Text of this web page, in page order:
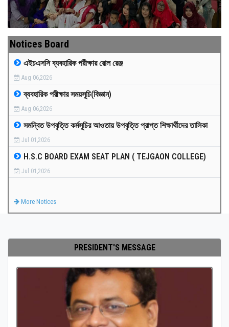
ACADEMICS
GALLERY
MEDIA
PAYMENT
CO-CURRICULUM
RESULTS
Notices Board
এইচএসসি ব্যবহারিক পরীক্ষার রোল রেঞ্জ
Aug 06,2026
ব্যবহারিক পরীক্ষার সময়সূচি(বিজ্ঞান)
Aug 06,2026
সমন্বিত উপবৃত্তি কর্মসূচির আওতায় উপবৃত্তি প্রাপ্ত শিক্ষার্থীদের তালিকা
Jul 01,2026
H.S.C BOARD EXAM SEAT PLAN ( TEJGAON COLLEGE)
Jul 01,2026
More Notices
PRESIDENT'S MESSAGE